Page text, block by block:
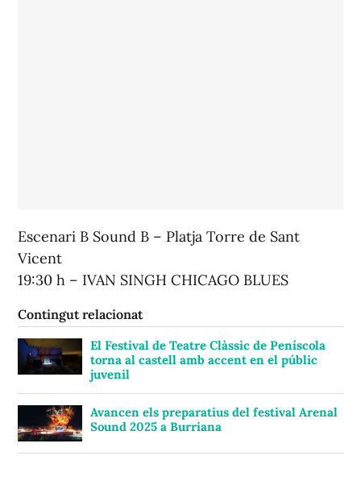
Escenari B Sound B – Platja Torre de Sant
Vicent
19:30 h – IVAN SINGH CHICAGO BLUES
Contingut relacionat
El Festival de Teatre Clàssic de Peníscola
torna al castell amb accent en el públic
juvenil
Avancen els preparatius del festival Arenal
Sound 2025 a Burriana